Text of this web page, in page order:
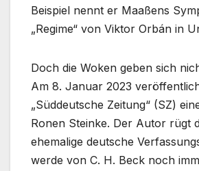
Beispiel nennt er Maaßens
„Regime“ von Viktor Orbán in
Doch die Woken geben sich
Am 8. Januar 2023
„Süddeutsche Zeitung“ (SZ)
Ronen Steinke. Der Autor rügt
ehemalige deutsche
werde von C. H. Beck noch